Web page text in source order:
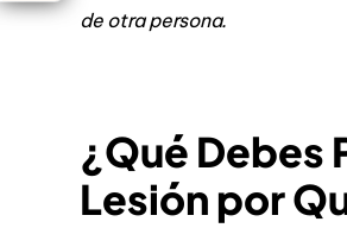
de otra persona.
¿Qué Debes
Lesión por